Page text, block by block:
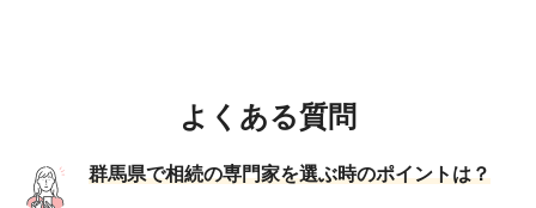
よくある質問
群馬県で相続の専門家を選ぶ時のポイントは？